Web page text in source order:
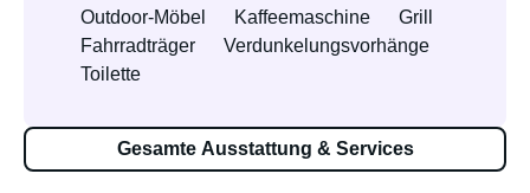
Outdoor-Möbel
Kaffeemaschine
Grill
Fahrradträger
Verdunkelungsvorhänge
Toilette
Gesamte Ausstattung & Services